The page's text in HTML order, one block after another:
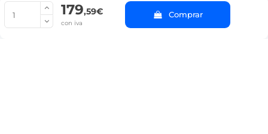
179,59€
con iva
Comprar
© Copyright 2022 PepeBar.com |
Aviso legal y
Condiciones generales de compra |